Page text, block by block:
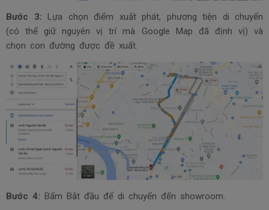
Bước 3: Lựa chọn điểm xuất phát, phương tiện di chuyển
(có thể giữ nguyên vị trí mà Google Map đã định vị) và
chọn con đường được đề xuất.
Bước 4: Bấm Bắt đầu để di chuyển đến showroom.